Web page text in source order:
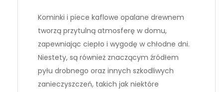
Kominki i piece kaflowe opalane drewnem
tworzą przytulną atmosferę w domu,
zapewniając ciepło i wygodę w chłodne dni.
Niestety, są również znaczącym źródłem
pyłu drobnego oraz innych szkodliwych
zanieczyszczeń, takich jak niektóre